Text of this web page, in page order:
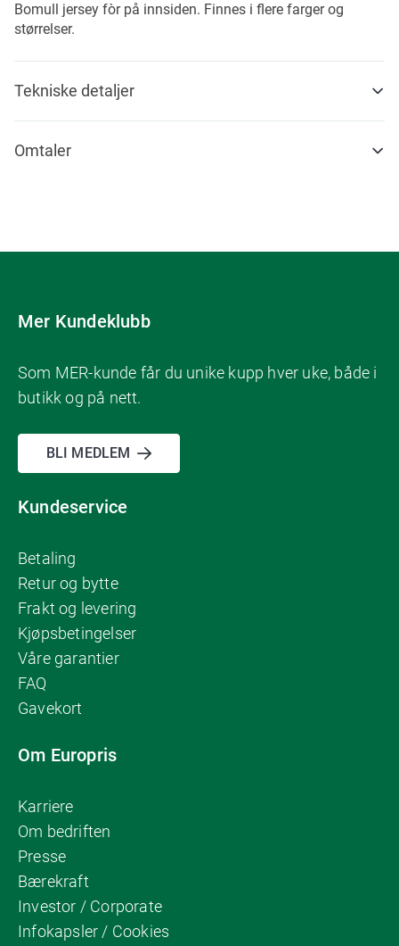
Bomull jersey fòr på innsiden. Finnes i flere farger og
størrelser.
Tekniske detaljer
Omtaler
Mer Kundeklubb
Som MER-kunde får du unike kupp hver uke, både i
butikk og på nett.
BLI MEDLEM
Kundeservice
Betaling
Retur og bytte
Frakt og levering
Kjøpsbetingelser
Våre garantier
FAQ
Gavekort
Om Europris
Karriere
Om bedriften
Presse
Bærekraft
Investor / Corporate
Infokapsler / Cookies